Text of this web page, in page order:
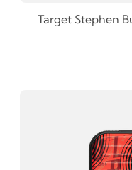
Target Stephen